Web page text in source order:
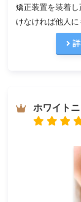
矯正装置を装着
けなければ他人に
ホワイト